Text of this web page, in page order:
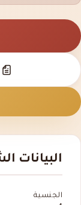
البيانات
الجنسية